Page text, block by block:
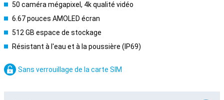
50 caméra mégapixel, 4k qualité vidéo
6.67 pouces AMOLED écran
512 GB espace de stockage
Résistant à l'eau et à la poussière (IP69)
Sans verrouillage de la carte SIM